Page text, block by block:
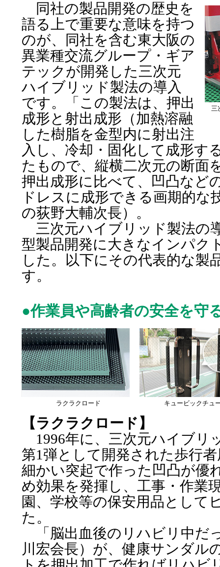
三
同社の製品開発の歴史を
語る上で重要な意味を持つ
のが、同社を含む東大阪の
異業種交流グループ・ギア
テックが開発した三次元
ハイブリッド製法の導入
です。「この製法は、押出
成形と射出成形（加熱溶融
した樹脂を金型内に射出注
入し、冷却・固化して成形す
たもので、縦横二次元の断面
押出成形に比べて、凹凸など
ドレスに成形できる画期的な
の荻野大輔次長）。
三次元ハイブリッド製法の
型製品開発に大きなインパク
した。以下にその代表的な製
す。
●作業員や高齢者の安全を守
ラクラクロード キュービックチュ
【ラクラクロード】
1996年に、三次元ハイブリ
第1弾として開発された歩行
細かい突起で作った凹凸が優
め効果を発揮し、工事・作業
園、学校等の保安用品として
た。
「脳出血後のリハビリ中だ
川宏会長）が、健康サンダル